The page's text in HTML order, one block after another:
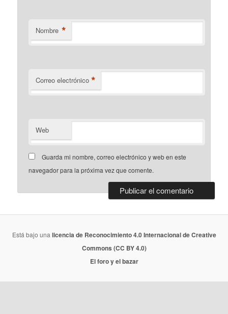
Nombre *
Correo electrónico *
Web
Guarda mi nombre, correo electrónico y web en este
navegador para la próxima vez que comente.
Está bajo una licencia de Reconocimiento 4.0 Internacional de Creative
Commons (CC BY 4.0)
El foro y el bazar